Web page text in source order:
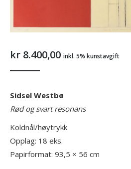
kr 8.400,00 inkl. 5% kunstavgift
Sidsel Westbø
Rød og svart resonans
Koldnål/høytrykk
Opplag: 18 eks.
Papirformat: 93,5 × 56 cm